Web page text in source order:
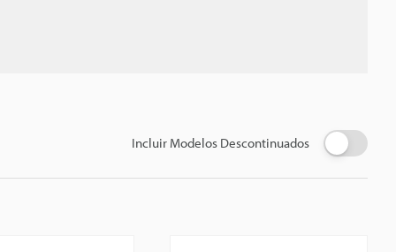
Incluir Modelos Descontinuados